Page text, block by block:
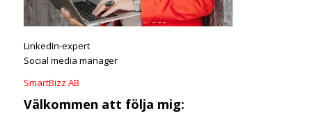
LinkedIn-expert
Social media manager
SmartBizz AB
Välkommen att följa mig: